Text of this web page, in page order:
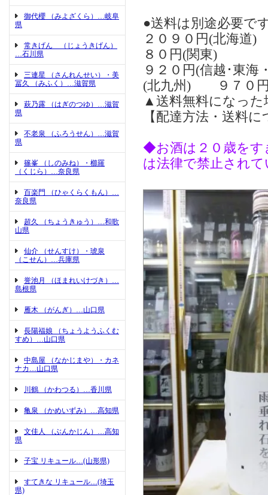
御代櫻 （みよざくら）…岐阜
県
常きげん （じょうきげん）
…石川県
三連星 （さんれんせい）・美
冨久 （みふく）…滋賀県
萩乃露 （はぎのつゆ）…滋賀
県
不老泉 （ふろうせん）…滋賀
県
篠峯 （しのみね）・櫛羅
（くじら）…奈良県
百楽門 （ひゃくらくもん）…
奈良県
超久 （ちょうきゅう）…和歌
山県
仙介 （せんすけ）・琥泉
（こせん）…兵庫県
誉池月 （ほまれいけづき）…
島根県
雁木 （がんぎ）…山口県
長陽福娘 （ちょうようふくむ
すめ）…山口県
中島屋 （なかじまや）・カネ
ナカ…山口県
川鶴 （かわつる）…香川県
亀泉 （かめいずみ）…高知県
文佳人 （ぶんかじん）…高知
県
子宝 リキュール…(山形県)
すてきな リキュール…(埼玉
県)
●送料は別途必要で
２０９０円(北海
８０円(関東)
９２０円(信越･東
(北九州) ９７０
▲送料無料になった
【配達方法・送料
◆お酒は２０歳をす
は法律で禁止され